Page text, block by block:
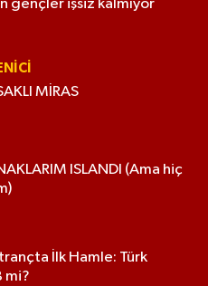
gençler işsiz kalmıyor
MİRAS
ISLANDI (Ama hiç
İlk Hamle: Türk
mi?